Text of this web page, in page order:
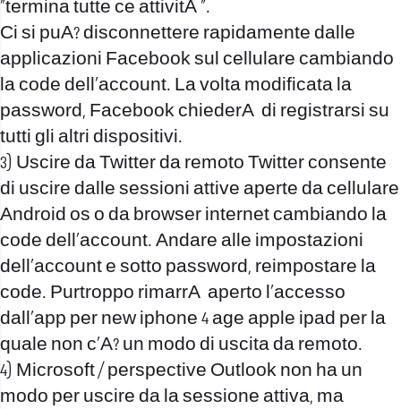
“termina tutte ce attivitA “.
Ci si puA? disconnettere rapidamente dalle
applicazioni Facebook sul cellulare cambiando
la code dell’account. La volta modificata la
password, Facebook chiederA di registrarsi su
tutti gli altri dispositivi.
3) Uscire da Twitter da remoto Twitter consente
di uscire dalle sessioni attive aperte da cellulare
Android os o da browser internet cambiando la
code dell’account. Andare alle impostazioni
dell’account e sotto password, reimpostare la
code. Purtroppo rimarrA aperto l’accesso
dall’app per new iphone 4 age apple ipad per la
quale non c’A? un modo di uscita da remoto.
4) Microsoft / perspective Outlook non ha un
modo per uscire da la sessione attiva, ma